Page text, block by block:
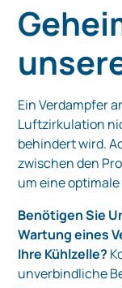
Ein Verdampfer
Luftzirkulation
behindert wird.
zwischen den
um eine
Benötigen Sie
Wartung eines
Ihre Kühlzelle?
unverbindliche